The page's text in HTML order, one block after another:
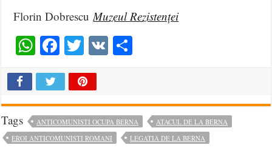
Florin Dobrescu Muzeul Rezistenței
WhatsApp
Facebook
Twitter
VK
Tags ANTICOMUNISTI OCUPA BERNA
ATACUL DE LA BERNA
EROI ANTICOMUNISTI ROMANI
LEGATIA DE LA BERNA